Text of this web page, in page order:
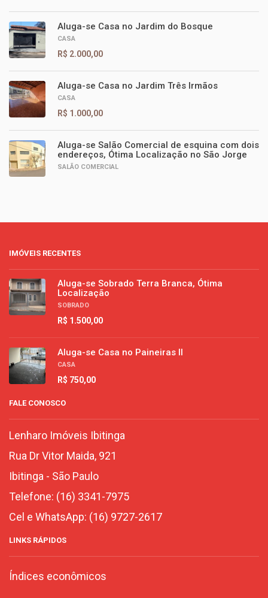
Aluga-se Casa no Jardim do Bosque
CASA
R$ 2.000,00
Aluga-se Casa no Jardim Três Irmãos
CASA
R$ 1.000,00
Aluga-se Salão Comercial de esquina com dois
endereços, Ótima Localização no São Jorge
SALÃO COMERCIAL
IMÓVEIS RECENTES
Aluga-se Sobrado Terra Branca, Ótima
Localização
SOBRADO
R$ 1.500,00
Aluga-se Casa no Paineiras II
CASA
R$ 750,00
FALE CONOSCO
Lenharo Imóveis Ibitinga
Rua Dr Vitor Maida, 921
Ibitinga - São Paulo
Telefone: (16) 3341-7975
Cel e WhatsApp: (16) 9727-2617
LINKS RÁPIDOS
Índices econômicos